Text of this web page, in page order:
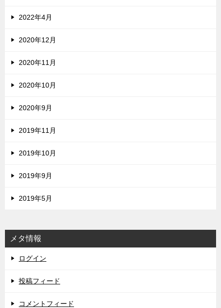
2022年4月
2020年12月
2020年11月
2020年10月
2020年9月
2019年11月
2019年10月
2019年9月
2019年5月
メタ情報
ログイン
投稿フィード
コメントフィード